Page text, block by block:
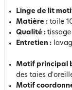
Linge de lit
Matière : toile
Qualité : tissage
Entretien :
Motif principal
des taies
Motif